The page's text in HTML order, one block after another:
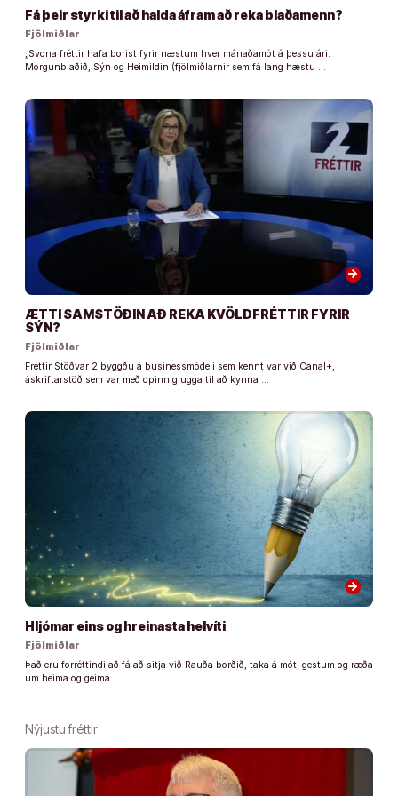
Fá þeir styrki til að halda áfram að reka blaðamenn?
Fjölmiðlar
„Svona fréttir hafa borist fyrir næstum hver mánaðamót á þessu ári:
Morgunblaðið, Sýn og Heimildin (fjölmiðlarnir sem fá lang hæstu …
arrow_forward
ÆTTI SAMSTÖÐIN AÐ REKA KVÖLDFRÉTTIR FYRIR
SÝN?
Fjölmiðlar
Fréttir Stöðvar 2 byggðu á businessmódeli sem kennt var við Canal+,
áskriftarstöð sem var með opinn glugga til að kynna …
arrow_forward
Hljómar eins og hreinasta helvíti
Fjölmiðlar
Það eru forréttindi að fá að sitja við Rauða borðið, taka á móti gestum og ræða
um heima og geima. …
Nýjustu fréttir